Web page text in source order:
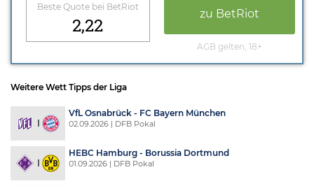
Beste Quote bei BetRiot
2,22
zu BetRiot
AGB gelten, 18+
Weitere Wett Tipps der Liga
VfL Osnabrück - FC Bayern München
02.09.2026 | DFB Pokal
HEBC Hamburg - Borussia Dortmund
01.09.2026 | DFB Pokal